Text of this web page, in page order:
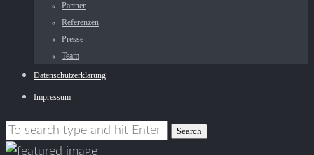
Partner
Referenzen
Presse
Team
Datenschutzerklärung
Impressum